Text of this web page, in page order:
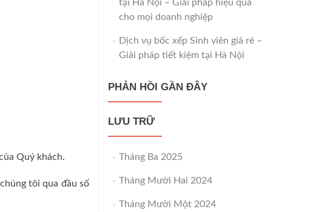
Quý khách.
tôi qua đầu số
tại Hà Nội – Giải pháp hiệu quả
cho mọi doanh nghiệp
Dịch vụ bốc xếp Sinh viên giá rẻ –
Giải pháp tiết kiệm tại Hà Nội
PHẢN HỒI GẦN ĐÂY
LƯU TRỮ
Tháng Ba 2025
Tháng Mười Hai 2024
Tháng Mười Một 2024